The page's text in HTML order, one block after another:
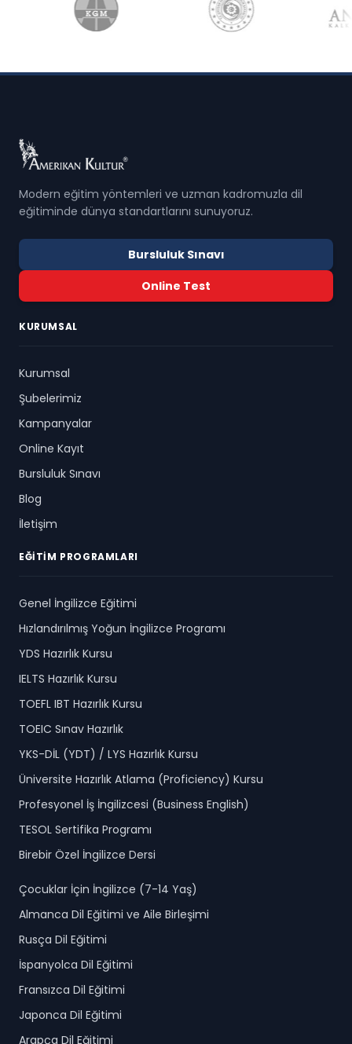
Modern eğitim yöntemleri ve uzman kadromuzla dil
eğitiminde dünya standartlarını sunuyoruz.
Bursluluk Sınavı
Online Test
KURUMSAL
Kurumsal
Şubelerimiz
Kampanyalar
Online Kayıt
Bursluluk Sınavı
Blog
İletişim
EĞITIM PROGRAMLARI
Genel İngilizce Eğitimi
Hızlandırılmış Yoğun İngilizce Programı
YDS Hazırlık Kursu
IELTS Hazırlık Kursu
TOEFL IBT Hazırlık Kursu
TOEIC Sınav Hazırlık
YKS-DİL (YDT) / LYS Hazırlık Kursu
Üniversite Hazırlık Atlama (Proficiency) Kursu
Profesyonel İş İngilizcesi (Business English)
TESOL Sertifika Programı
Birebir Özel İngilizce Dersi
Çocuklar İçin İngilizce (7-14 Yaş)
Almanca Dil Eğitimi ve Aile Birleşimi
Rusça Dil Eğitimi
İspanyolca Dil Eğitimi
Fransızca Dil Eğitimi
Japonca Dil Eğitimi
Arapça Dil Eğitimi